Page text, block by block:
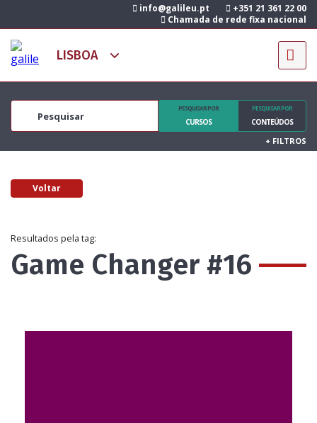
info@galileu.pt
+351 21 361 22 00
Chamada de rede fixa nacional
PESQUISAR POR
CURSOS
PESQUISAR POR
CONTEÚDOS
+ FILTROS
Voltar
Resultados pela tag:
Game Changer #16